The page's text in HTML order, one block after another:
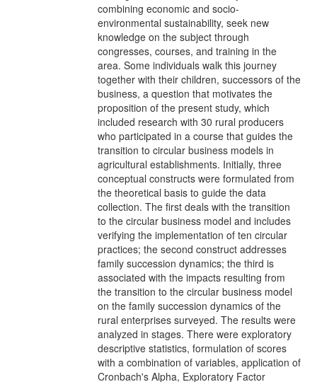
combining economic and socio-
environmental sustainability, seek new
knowledge on the subject through
congresses, courses, and training in the
area. Some individuals walk this journey
together with their children, successors of the
business, a question that motivates the
proposition of the present study, which
included research with 30 rural producers
who participated in a course that guides the
transition to circular business models in
agricultural establishments. Initially, three
conceptual constructs were formulated from
the theoretical basis to guide the data
collection. The first deals with the transition
to the circular business model and includes
verifying the implementation of ten circular
practices; the second construct addresses
family succession dynamics; the third is
associated with the impacts resulting from
the transition to the circular business model
on the family succession dynamics of the
rural enterprises surveyed. The results were
analyzed in stages. There were exploratory
descriptive statistics, formulation of scores
with a combination of variables, application of
Cronbach's Alpha, Exploratory Factor